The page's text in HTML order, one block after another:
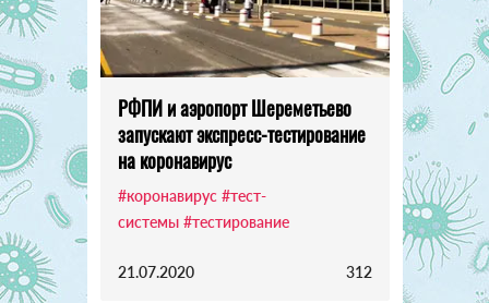
РФПИ и аэропорт Шереметьево
запускают экспресс-тестирование
на коронавирус
#коронавирус #тест-
системы #тестирование
21.07.2020 312